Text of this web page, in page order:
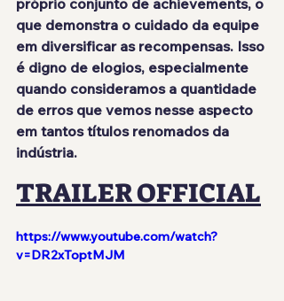
próprio conjunto de achievements, o
que demonstra o cuidado da equipe
em diversificar as recompensas. Isso
é digno de elogios, especialmente
quando consideramos a quantidade
de erros que vemos nesse aspecto
em tantos títulos renomados da
indústria.
TRAILER OFFICIAL
https://www.youtube.com/watch?
v=DR2xToptMJM